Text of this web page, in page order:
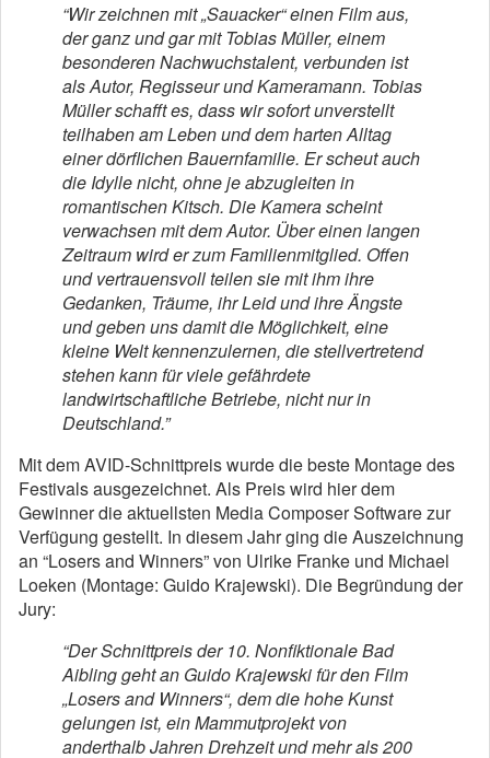
“Wir zeichnen mit „Sauacker“ einen Film aus,
der ganz und gar mit Tobias Müller, einem
besonderen Nachwuchstalent, verbunden ist
als Autor, Regisseur und Kameramann. Tobias
Müller schafft es, dass wir sofort unverstellt
teilhaben am Leben und dem harten Alltag
einer dörflichen Bauernfamilie. Er scheut auch
die Idylle nicht, ohne je abzugleiten in
romantischen Kitsch. Die Kamera scheint
verwachsen mit dem Autor. Über einen langen
Zeitraum wird er zum Familienmitglied. Offen
und vertrauensvoll teilen sie mit ihm ihre
Gedanken, Träume, ihr Leid und ihre Ängste
und geben uns damit die Möglichkeit, eine
kleine Welt kennenzulernen, die stellvertretend
stehen kann für viele gefährdete
landwirtschaftliche Betriebe, nicht nur in
Deutschland.”
Mit dem AVID-Schnittpreis wurde die beste Montage des
Festivals ausgezeichnet. Als Preis wird hier dem
Gewinner die aktuellsten Media Composer Software zur
Verfügung gestellt. In diesem Jahr ging die Auszeichnung
an “Losers and Winners” von Ulrike Franke und Michael
Loeken (Montage: Guido Krajewski). Die Begründung der
Jury:
“Der Schnittpreis der 10. Nonfiktionale Bad
Aibling geht an Guido Krajewski für den Film
„Losers and Winners“, dem die hohe Kunst
gelungen ist, ein Mammutprojekt von
anderthalb Jahren Drehzeit und mehr als 200